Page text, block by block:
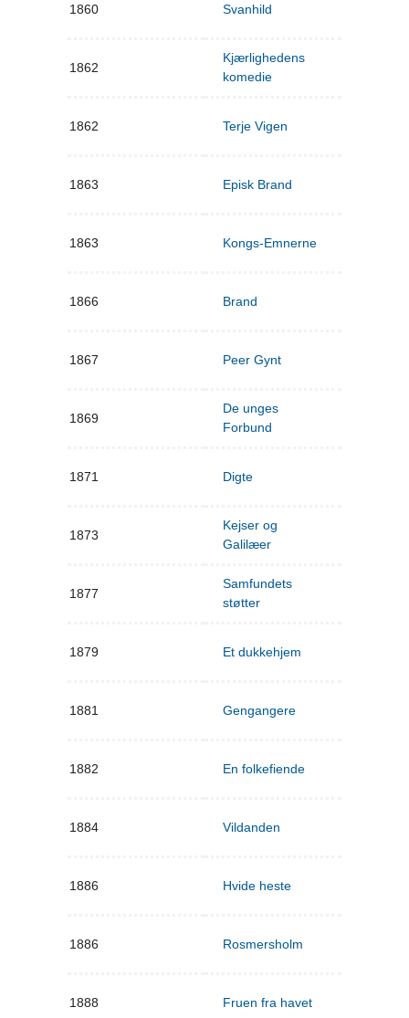
1860 Svanhild
1862
Kjærlighedens
komedie
1862 Terje Vigen
1863 Episk Brand
1863 Kongs-Emnerne
1866 Brand
1867 Peer Gynt
1869
De unges
Forbund
1871 Digte
1873
Kejser og
Galilæer
1877
Samfundets
støtter
1879 Et dukkehjem
1881 Gengangere
1882 En folkefiende
1884 Vildanden
1886 Hvide heste
1886 Rosmersholm
1888 Fruen fra havet